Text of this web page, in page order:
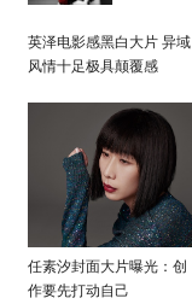
英泽电影感黑白大片 异域
风情十足极具颠覆感
任素汐封面大片曝光：创
作要先打动自己